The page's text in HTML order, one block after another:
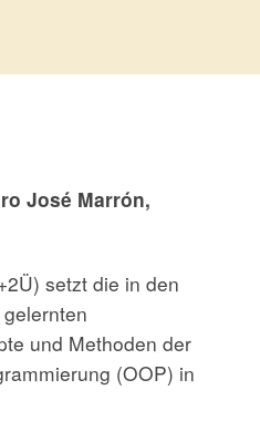
José Marrón,
setzt die in den
und Methoden der
(OOP) in